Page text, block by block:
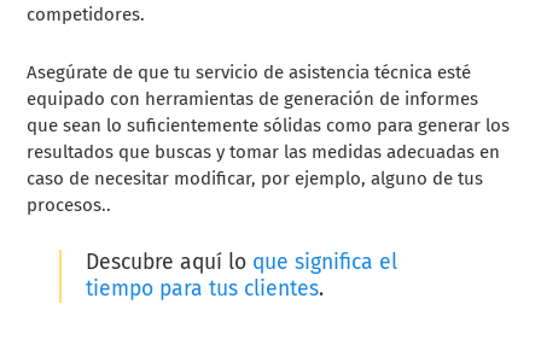
competidores.
Asegúrate de que tu servicio de asistencia técnica esté
equipado con herramientas de generación de informes
que sean lo suficientemente sólidas como para generar los
resultados que buscas y tomar las medidas adecuadas en
caso de necesitar modificar, por ejemplo, alguno de tus
procesos..
Descubre aquí lo que significa el
tiempo para tus clientes.